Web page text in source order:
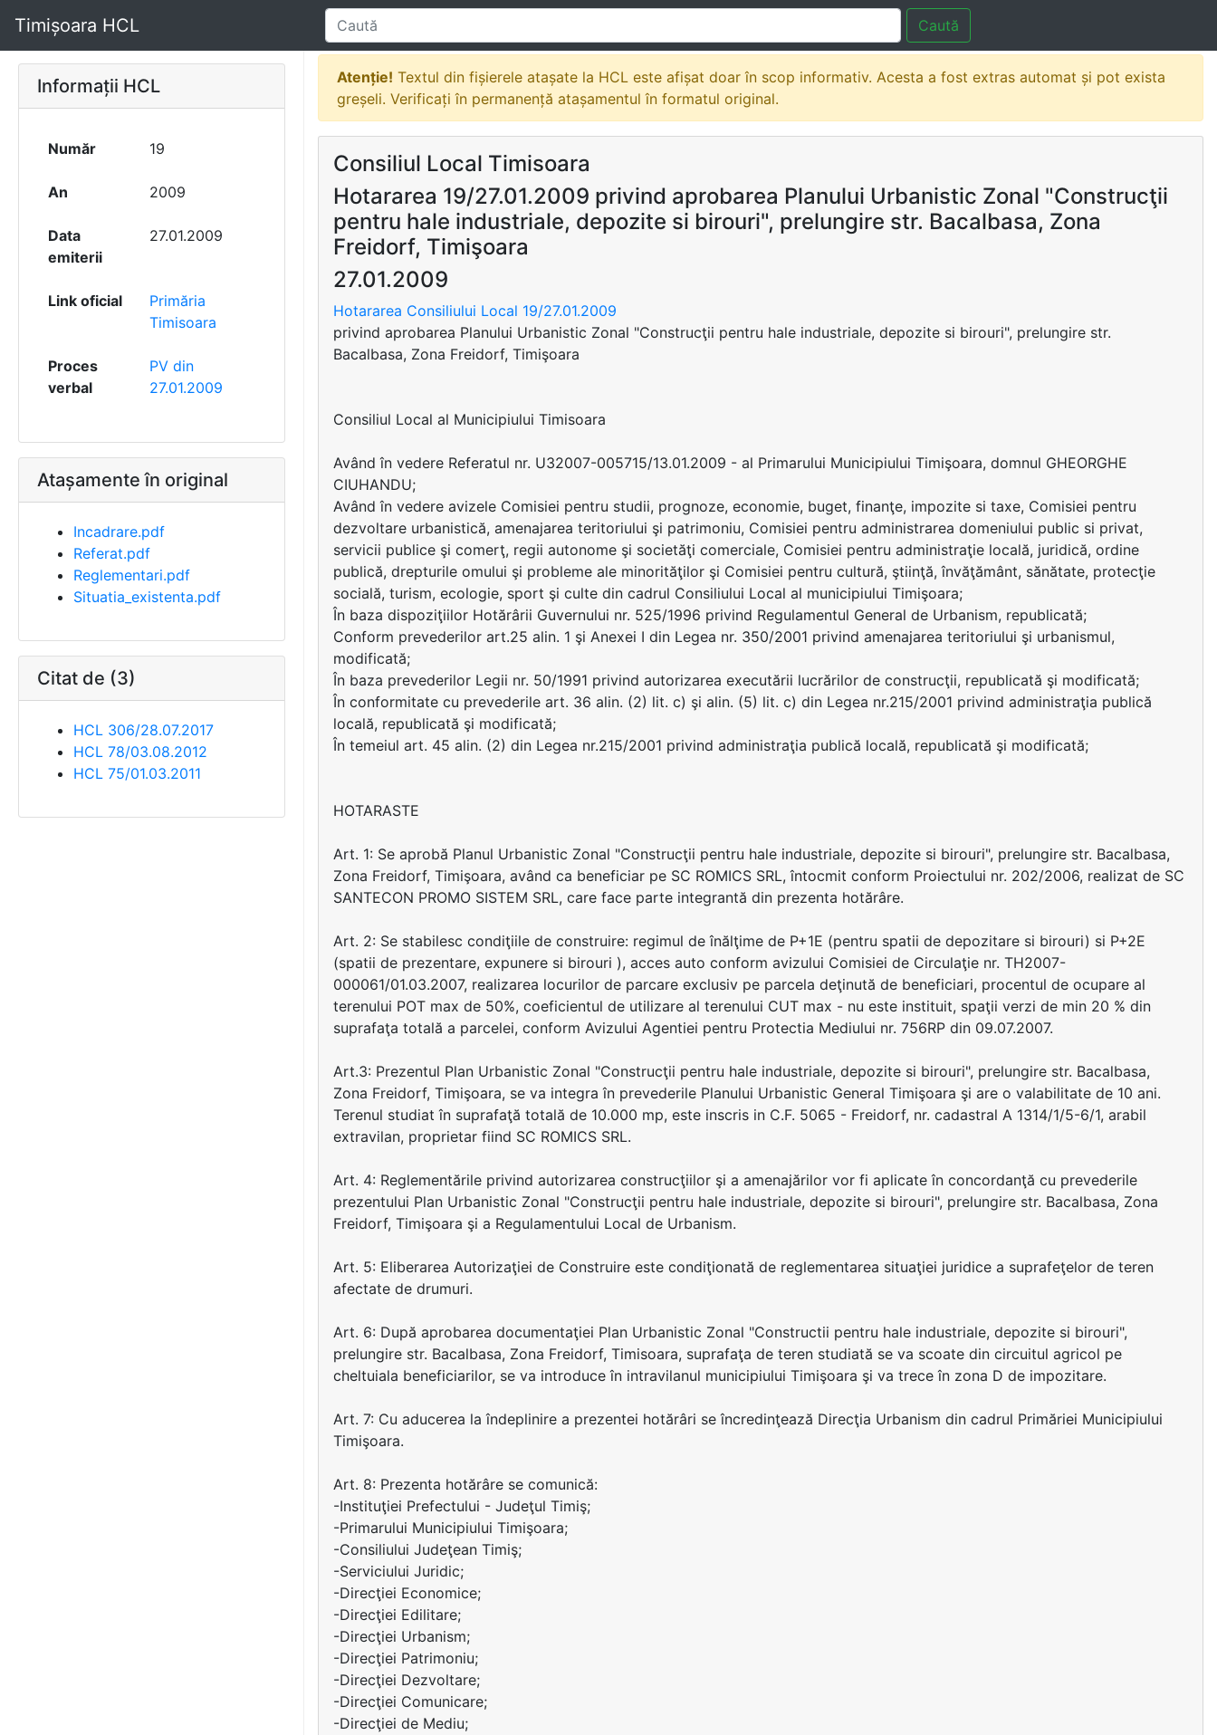
Timișoara HCL Caută
Informații HCL
Număr 19
An 2009
Data
emiterii
27.01.2009
Link oficial
Primăria
Timisoara
Proces
verbal
PV din
27.01.2009
Atașamente în original
Incadrare.pdf
Referat.pdf
Reglementari.pdf
Situatia_existenta.pdf
Citat de (3)
HCL 306/28.07.2017
HCL 78/03.08.2012
HCL 75/01.03.2011
Atenție! Textul din fișierele atașate la HCL este afișat doar în scop informativ. Acesta a fost extras automat și pot exista
greșeli. Verificați în permanență atașamentul în formatul original.
Consiliul Local Timisoara
Hotararea 19/27.01.2009 privind aprobarea Planului Urbanistic Zonal "Construcţii
pentru hale industriale, depozite si birouri", prelungire str. Bacalbasa, Zona
Freidorf, Timişoara
27.01.2009
Hotararea Consiliului Local 19/27.01.2009
privind aprobarea Planului Urbanistic Zonal "Construcţii pentru hale industriale, depozite si birouri", prelungire str.
Bacalbasa, Zona Freidorf, Timişoara
Consiliul Local al Municipiului Timisoara
Având în vedere Referatul nr. U32007-005715/13.01.2009 - al Primarului Municipiului Timişoara, domnul GHEORGHE
CIUHANDU;
Având în vedere avizele Comisiei pentru studii, prognoze, economie, buget, finanţe, impozite si taxe, Comisiei pentru
dezvoltare urbanistică, amenajarea teritoriului şi patrimoniu, Comisiei pentru administrarea domeniului public si privat,
servicii publice şi comerţ, regii autonome şi societăţi comerciale, Comisiei pentru administraţie locală, juridică, ordine
publică, drepturile omului şi probleme ale minorităţilor şi Comisiei pentru cultură, ştiinţă, învăţământ, sănătate, protecţie
socială, turism, ecologie, sport şi culte din cadrul Consiliului Local al municipiului Timişoara;
În baza dispoziţiilor Hotărârii Guvernului nr. 525/1996 privind Regulamentul General de Urbanism, republicată;
Conform prevederilor art.25 alin. 1 şi Anexei I din Legea nr. 350/2001 privind amenajarea teritoriului şi urbanismul,
modificată;
În baza prevederilor Legii nr. 50/1991 privind autorizarea executării lucrărilor de construcţii, republicată şi modificată;
În conformitate cu prevederile art. 36 alin. (2) lit. c) şi alin. (5) lit. c) din Legea nr.215/2001 privind administraţia publică
locală, republicată şi modificată;
În temeiul art. 45 alin. (2) din Legea nr.215/2001 privind administraţia publică locală, republicată şi modificată;
HOTARASTE
Art. 1: Se aprobă Planul Urbanistic Zonal "Construcţii pentru hale industriale, depozite si birouri", prelungire str. Bacalbasa,
Zona Freidorf, Timişoara, având ca beneficiar pe SC ROMICS SRL, întocmit conform Proiectului nr. 202/2006, realizat de SC
SANTECON PROMO SISTEM SRL, care face parte integrantă din prezenta hotărâre.
Art. 2: Se stabilesc condiţiile de construire: regimul de înălţime de P+1E (pentru spatii de depozitare si birouri) si P+2E
(spatii de prezentare, expunere si birouri ), acces auto conform avizului Comisiei de Circulaţie nr. TH2007-
000061/01.03.2007, realizarea locurilor de parcare exclusiv pe parcela deţinută de beneficiari, procentul de ocupare al
terenului POT max de 50%, coeficientul de utilizare al terenului CUT max - nu este instituit, spaţii verzi de min 20 % din
suprafaţa totală a parcelei, conform Avizului Agentiei pentru Protectia Mediului nr. 756RP din 09.07.2007.
Art.3: Prezentul Plan Urbanistic Zonal "Construcţii pentru hale industriale, depozite si birouri", prelungire str. Bacalbasa,
Zona Freidorf, Timişoara, se va integra în prevederile Planului Urbanistic General Timişoara şi are o valabilitate de 10 ani.
Terenul studiat în suprafaţă totală de 10.000 mp, este inscris in C.F. 5065 - Freidorf, nr. cadastral A 1314/1/5-6/1, arabil
extravilan, proprietar fiind SC ROMICS SRL.
Art. 4: Reglementările privind autorizarea construcţiilor şi a amenajărilor vor fi aplicate în concordanţă cu prevederile
prezentului Plan Urbanistic Zonal "Construcţii pentru hale industriale, depozite si birouri", prelungire str. Bacalbasa, Zona
Freidorf, Timişoara şi a Regulamentului Local de Urbanism.
Art. 5: Eliberarea Autorizaţiei de Construire este condiţionată de reglementarea situaţiei juridice a suprafeţelor de teren
afectate de drumuri.
Art. 6: După aprobarea documentaţiei Plan Urbanistic Zonal "Constructii pentru hale industriale, depozite si birouri",
prelungire str. Bacalbasa, Zona Freidorf, Timisoara, suprafaţa de teren studiată se va scoate din circuitul agricol pe
cheltuiala beneficiarilor, se va introduce în intravilanul municipiului Timişoara şi va trece în zona D de impozitare.
Art. 7: Cu aducerea la îndeplinire a prezentei hotărâri se încredinţează Direcţia Urbanism din cadrul Primăriei Municipiului
Timişoara.
Art. 8: Prezenta hotărâre se comunică:
-Instituţiei Prefectului - Judeţul Timiş;
-Primarului Municipiului Timişoara;
-Consiliului Judeţean Timiş;
-Serviciului Juridic;
-Direcţiei Economice;
-Direcţiei Edilitare;
-Direcţiei Urbanism;
-Direcţiei Patrimoniu;
-Direcţiei Dezvoltare;
-Direcţiei Comunicare;
-Direcţiei de Mediu;